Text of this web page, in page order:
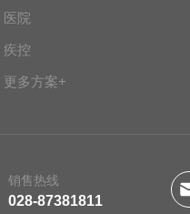
医院
疾控
更多方案+
销售热线
028-87381811